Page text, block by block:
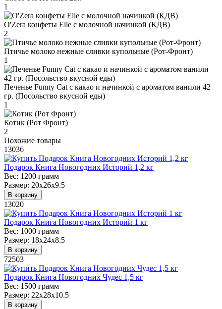
1
O'Zera конфеты Elle с молочной начинкой (КДВ)
2
Птичье молоко нежные сливки купольные (Рот-Фронт)
1
Печенье Funny Сat с какао и начинкой с ароматом ванили 42
гр. (Посольство вкусной еды)
1
Котик (Рот Фронт)
2
Похожие товары
13036
Подарок Книга Новогодних Историй 1,2 кг
Вес: 1200 грамм
Размер: 20х26х9.5
В корзину
13020
Подарок Книга Новогодних Историй 1 кг
Вес: 1000 грамм
Размер: 18х24х8.5
В корзину
72503
Подарок Книга Новогодних Чудес 1,5 кг
Вес: 1500 грамм
Размер: 22х28х10.5
В корзину